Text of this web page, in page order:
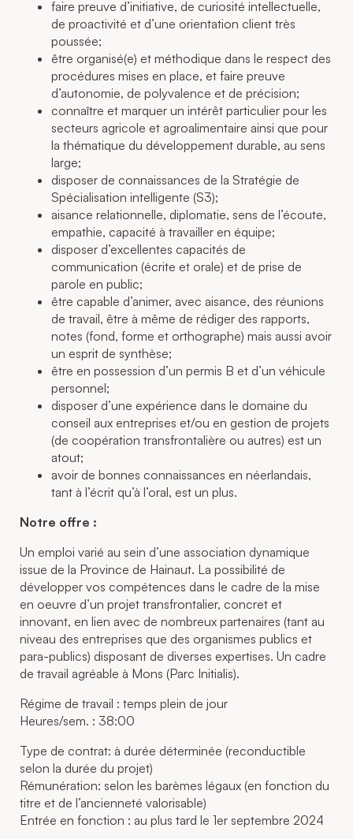
faire preuve d’initiative, de curiosité intellectuelle,
de proactivité et d’une orientation client très
poussée;
être organisé(e) et méthodique dans le respect des
procédures mises en place, et faire preuve
d’autonomie, de polyvalence et de précision;
connaître et marquer un intérêt particulier pour les
secteurs agricole et agroalimentaire ainsi que pour
la thématique du développement durable, au sens
large;
disposer de connaissances de la Stratégie de
Spécialisation intelligente (S3);
aisance relationnelle, diplomatie, sens de l’écoute,
empathie, capacité à travailler en équipe;
disposer d’excellentes capacités de
communication (écrite et orale) et de prise de
parole en public;
être capable d’animer, avec aisance, des réunions
de travail, être à même de rédiger des rapports,
notes (fond, forme et orthographe) mais aussi avoir
un esprit de synthèse;
être en possession d’un permis B et d’un véhicule
personnel;
disposer d’une expérience dans le domaine du
conseil aux entreprises et/ou en gestion de projets
(de coopération transfrontalière ou autres) est un
atout;
avoir de bonnes connaissances en néerlandais,
tant à l’écrit qu’à l’oral, est un plus.
Notre offre :
Un emploi varié au sein d’une association dynamique
issue de la Province de Hainaut. La possibilité de
développer vos compétences dans le cadre de la mise
en oeuvre d’un projet transfrontalier, concret et
innovant, en lien avec de nombreux partenaires (tant au
niveau des entreprises que des organismes publics et
para-publics) disposant de diverses expertises. Un cadre
de travail agréable à Mons (Parc Initialis).
Régime de travail : temps plein de jour
Heures/sem. : 38:00
Type de contrat: à durée déterminée (reconductible
selon la durée du projet)
Rémunération: selon les barèmes légaux (en fonction du
titre et de l’ancienneté valorisable)
Entrée en fonction : au plus tard le 1er septembre 2024